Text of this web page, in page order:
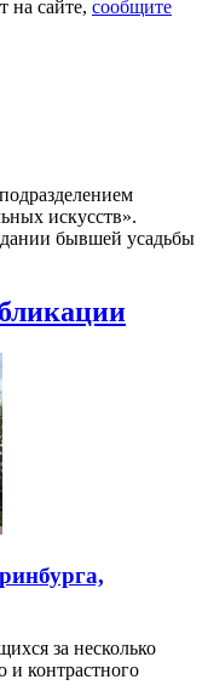
на сайте, сообщите
искусств».
бывшей усадьбы
за несколько
и контрастного